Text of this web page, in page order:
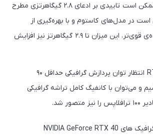
گیگاهرتز می‌رسد که ممکن است تاییدی بر ادعای ۲.۸ گیگاهرتزی مطرح
در مدل‌های کاستوم و با بهره‌گیری از
سیستم‌های خنک‌کننده‌ی قوی‌تر، این میزان تا ۲.۹ گیگاهرتز نیز افزایش
بنابراین باید RTX 4090 انتظار توان پردازش گرافیکی حداقل ۹۰
و می‌توان با کانفیگ کامل تراشه گرافیکی